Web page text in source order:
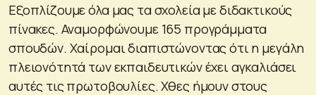
Εξοπλίζουμε όλα μας τα σχολεία με διδακτικούς
πίνακες. Αναμορφώνουμε 165 προγράμματα
σπουδών. Χαίρομαι διαπιστώνοντας ότι η μεγάλη
πλειονότητά των εκπαιδευτικών έχει αγκαλιάσει
αυτές τις πρωτοβουλίες. Χθες ήμουν στους